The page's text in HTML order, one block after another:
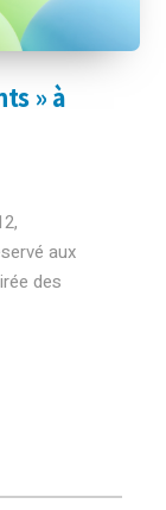
» à
aux
des